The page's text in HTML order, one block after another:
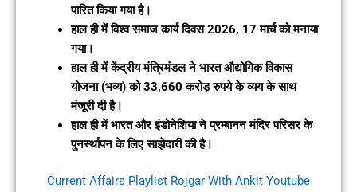
पारित किया गया है।
हाल ही में विश्व समाज कार्य दिवस 2026, 17 मार्च को मनाया
गया।
हाल ही में केंद्रीय मंत्रिमंडल ने भारत औद्योगिक विकास
योजना (भव्य) को 33,660 करोड़ रुपये के व्यय के साथ
मंजूरी दी है।
हाल ही में भारत और इंडोनेशिया ने प्रम्बानन मंदिर परिसर के
पुनर्स्थापन के लिए साझेदारी की है।
Current Affairs Playlist Rojgar With Ankit Youtube